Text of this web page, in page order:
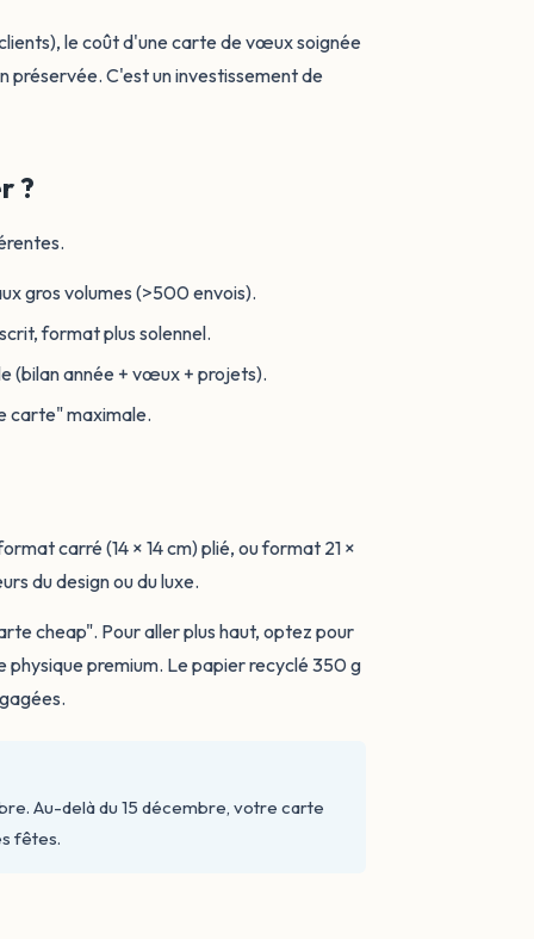
le coût d'une carte de vœux soignée
préservée. C'est un investissement de
?
gros volumes (>500 envois).
format plus solennel.
(bilan année + vœux + projets).
carte" maximale.
carré (14 × 14 cm) plié, ou format 21 ×
du design ou du luxe.
cheap". Pour aller plus haut, optez pour
physique premium. Le papier recyclé 350 g
Au-delà du 15 décembre, votre carte
fêtes.